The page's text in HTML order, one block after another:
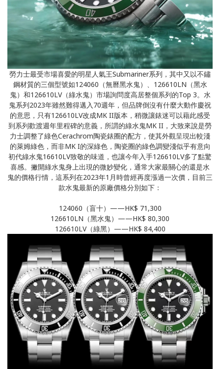
勞力士最受市場喜愛的明星人氣王Submariner系列，其中又以不鏽
鋼材質的三個型號如124060（無曆黑水鬼）、126610LN（黑水
鬼）和126610LV（綠水鬼）市場詢問度高居整個系列的Top 3。水
鬼系列2023年雖然難得邁入70週年，但品牌倒沒有什麼大動作慶祝
的意思，只有126610LV改成MK II版本，稍微讓錶迷可以藉此感受
到系列歡渡週年里程碑的意義，所謂的綠水鬼MK II，大致來說是勞
力士調整了綠色Cerachrom陶瓷錶圈的配方，使其外觀呈現出較淺
的萊姆綠色，而非MK I的深綠色，陶瓷圈的綠色調變淺似乎有意向
初代綠水鬼16610LV致敬的味道，也讓今年入手126610LV多了點驚
喜感。撇開綠水鬼身上出現的微妙變化，通常大家最關心的還是水
鬼的價格行情，這系列在2023年1月時曾經再度漲過一次價，目前三
款水鬼最新的原廠價格分別如下：
124060（盲十）——HK$ 71,300
126610LN（黑水鬼）——HK$ 80,300
126610LV（綠黑）——HK$ 84,400